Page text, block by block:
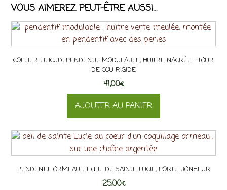
VOUS AIMEREZ PEUT-ÊTRE AUSSI…
COLLIER FILICUDI PENDENTIF MODULABLE, HUITRE NACRÉE – TOUR
DE COU RIGIDE
41,00€
AJOUTER AU PANIER
PENDENTIF ORMEAU ET ŒIL DE SAINTE LUCIE, PORTE BONHEUR
25,00€